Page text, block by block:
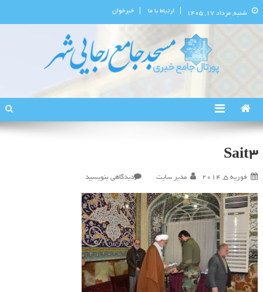
شنبه, مرداد ۱۷, ۱۴۰۵ ارتباط با ما خبرخوان
پورتال اطلاع‌رسانی مسجد جامع
Sait3
فوریه 5, 2014 مدیر سایت دیدگاهی بنویسیددر